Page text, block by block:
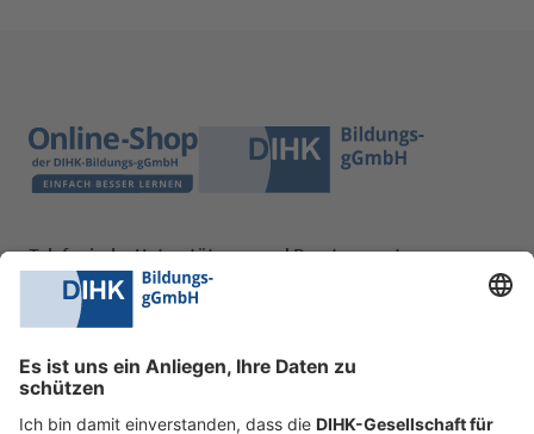
Telefonische Unterstützung und Beratung unter:
0228 6205 205
Fr.:
09:00-14:00 Uhr
shop@dihk-bildung.shop